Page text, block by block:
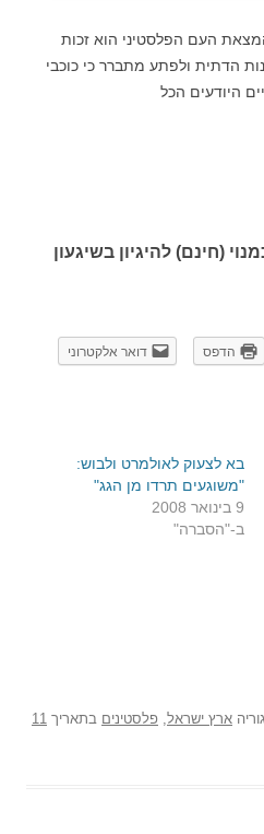
העם הפלסטיני הוא זכות
הדתית ולפתע מתברר כי כוכבי
היודעים הכל
מנוי (חינם) להיגיון בשיגעון
הדפס דואר אלקטרוני
בא לצעוק לאולמרט ולבוש:
"משוגעים תרדו מן הגג"
9 בינואר 2008
ב-"הסברה"
ארץ ישראל, פלסטינים בתאריך 11